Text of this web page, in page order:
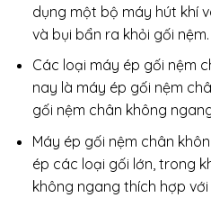
dụng một bộ máy hút khí
và bụi bẩn ra khỏi gối nệm.
Các loại máy ép gối nệm
nay là máy ép gối nệm
gối nệm chân không
Máy ép gối nệm chân
ép các loại gối lớn, trong
không ngang thích hợp